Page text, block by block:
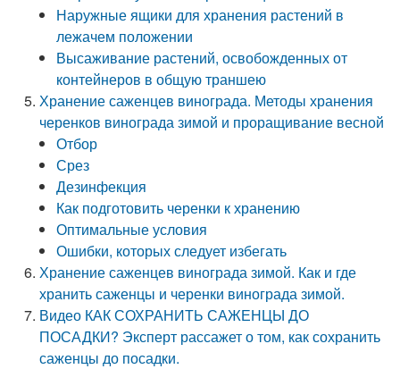
Наружные ящики для хранения растений в
лежачем положении
Высаживание растений, освобожденных от
контейнеров в общую траншею
Хранение саженцев винограда. Методы хранения
черенков винограда зимой и проращивание весной
Отбор
Срез
Дезинфекция
Как подготовить черенки к хранению
Оптимальные условия
Ошибки, которых следует избегать
Хранение саженцев винограда зимой. Как и где
хранить саженцы и черенки винограда зимой.
Видео КАК СОХРАНИТЬ САЖЕНЦЫ ДО
ПОСАДКИ? Эксперт рассажет о том, как сохранить
саженцы до посадки.